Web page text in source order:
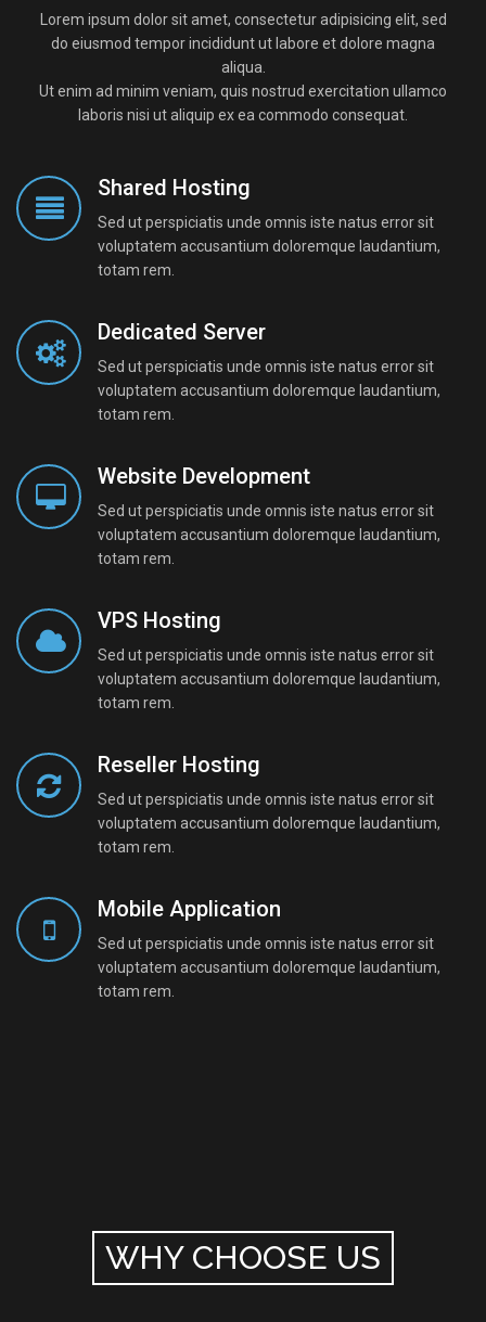
Lorem ipsum dolor sit amet, consectetur adipisicing elit, sed
do eiusmod tempor incididunt ut labore et dolore magna
aliqua.
Ut enim ad minim veniam, quis nostrud exercitation ullamco
laboris nisi ut aliquip ex ea commodo consequat.
Shared Hosting
Sed ut perspiciatis unde omnis iste natus error sit
voluptatem accusantium doloremque laudantium,
totam rem.
Dedicated Server
Sed ut perspiciatis unde omnis iste natus error sit
voluptatem accusantium doloremque laudantium,
totam rem.
Website Development
Sed ut perspiciatis unde omnis iste natus error sit
voluptatem accusantium doloremque laudantium,
totam rem.
VPS Hosting
Sed ut perspiciatis unde omnis iste natus error sit
voluptatem accusantium doloremque laudantium,
totam rem.
Reseller Hosting
Sed ut perspiciatis unde omnis iste natus error sit
voluptatem accusantium doloremque laudantium,
totam rem.
Mobile Application
Sed ut perspiciatis unde omnis iste natus error sit
voluptatem accusantium doloremque laudantium,
totam rem.
WHY CHOOSE US